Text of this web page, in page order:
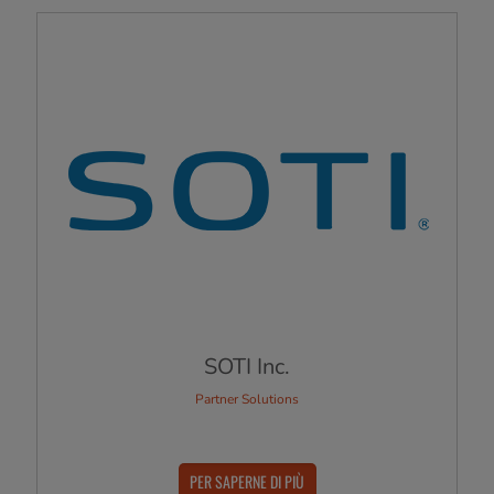
SOTI Inc.
Partner Solutions
PER SAPERNE DI PIÙ